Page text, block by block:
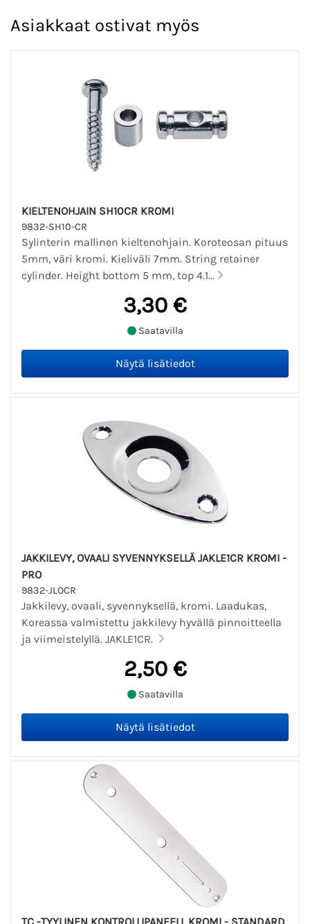
Asiakkaat ostivat myös
KIELTENOHJAIN SH10CR KROMI
9832-SH10-CR
Sylinterin mallinen kieltenohjain. Koroteosan pituus
5mm, väri kromi. Kieliväli 7mm. String retainer
cylinder. Height bottom 5 mm, top 4.1...
3,30 €
Saatavilla
JAKKILEVY, OVAALI SYVENNYKSELLÄ JAKLE1CR KROMI -
PRO
9832-JLOCR
Jakkilevy, ovaali, syvennyksellä, kromi. Laadukas,
Koreassa valmistettu jakkilevy hyvällä pinnoitteella
ja viimeistelyllä. JAKLE1CR.
2,50 €
Saatavilla